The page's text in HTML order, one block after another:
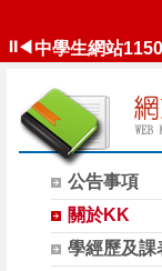
⏸◀
中學生網站
中學生網站
中學生網站
北家圖書館
北家圖書館
公告事項
關於KK
學經歷及課